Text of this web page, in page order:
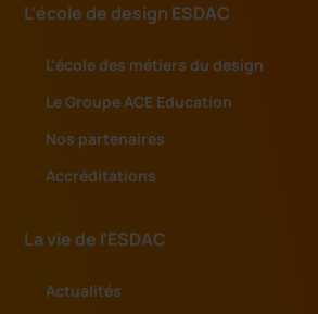
L'école de design ESDAC
L’école des métiers du design
Le Groupe ACE Education
Nos partenaires
Accréditations
La vie de l'ESDAC
Actualités